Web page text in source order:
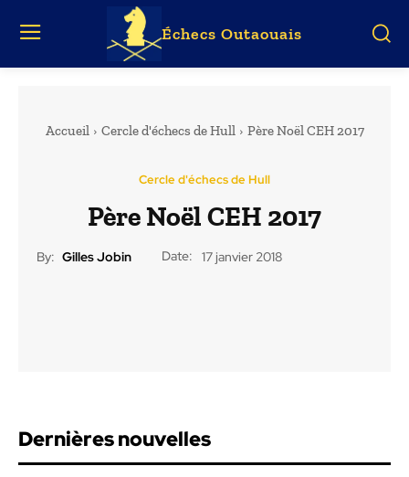
Échecs Outaouais
Accueil Cercle d'échecs de Hull Père Noël CEH 2017
Cercle d'échecs de Hull
Père Noël CEH 2017
By: Gilles Jobin Date: 17 janvier 2018
Dernières nouvelles